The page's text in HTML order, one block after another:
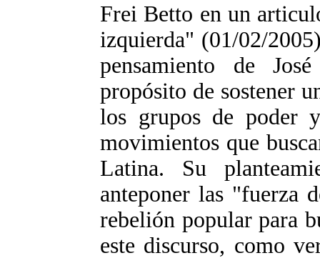
Frei Betto en un
izquierda" (01/02/
pensamiento de
propósito de sostener
los grupos de poder
movimientos que
Latina. Su
anteponer las "fuerza
rebelión popular para
este discurso, como